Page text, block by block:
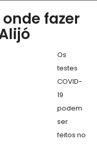
onde fazer
Os
testes
COVID-
19
podem
ser
feitos no